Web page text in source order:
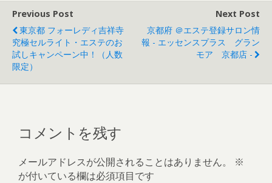
Previous Post
東京都 フォーレディ吉祥寺
究極セルライト・エステのお
試しキャンペーン中！（人数
限定）
Next Post
京都府 ＠エステ登録サロン情
報 - エッセンスプラス グラン
モア 京都店 -
コメントを残す
メールアドレスが公開されることはありません。
※
が付いている欄は必須項目です